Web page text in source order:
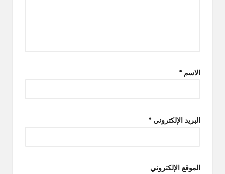
الاسم *
البريد الإلكتروني *
الموقع الإلكتروني